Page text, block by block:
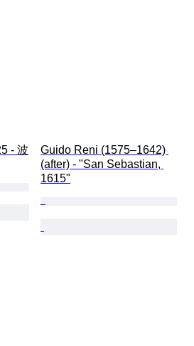
Guido Reni (1575–1642)
(after) - "San Sebastian,
1615"